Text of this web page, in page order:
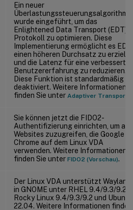
Ein neuer
wurde eingeführt, um das
Enlightened Data Transport (EDT)-
Protokoll zu optimieren. Diese
Implementierung ermöglicht es EDT,
einen höheren Durchsatz zu
und die Latenz für eine verbesserte
Benutzererfahrung zu reduzieren.
Diese Funktion ist standardmäßig
deaktiviert. Weitere Informationen
finden Sie unter Adaptiver Transport
Sie können jetzt die FIDO2-
Authentifizierung einrichten, um auf
Websites zuzugreifen, die Google
Chrome auf dem Linux VDA
verwenden. Weitere Informationen
finden Sie unter FIDO2 (Vorschau).
Der Linux VDA unterstützt Wayland
in GNOME unter RHEL 9.4/9.3/9.2,
Rocky Linux 9.4/9.3/9.2 und Ubuntu
22.04. Weitere Informationen finden